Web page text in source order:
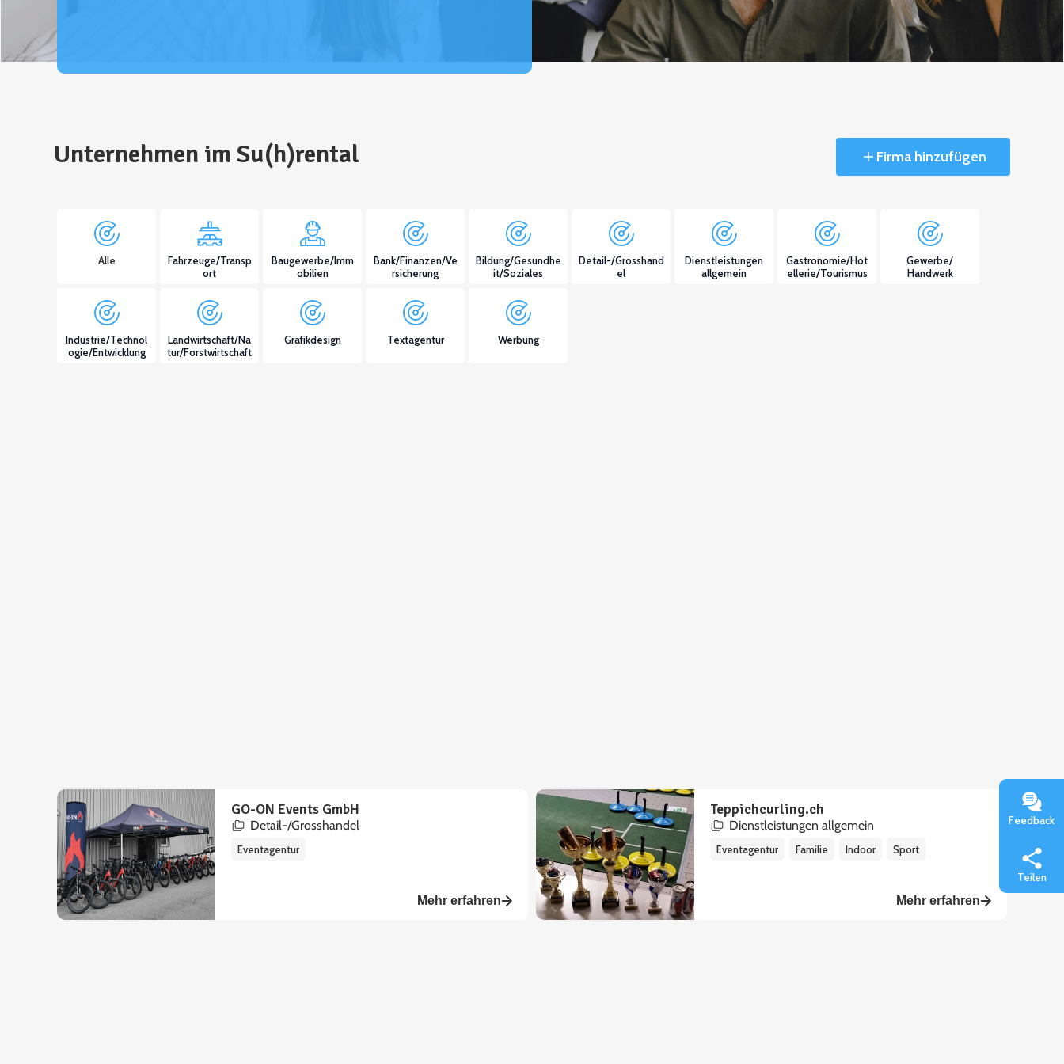
Unternehmen im Su(h)rental Firma hinzufügen
Alle
Fahrzeuge/Transp
ort
Baugewerbe/Imm
obilien
Bank/Finanzen/Ve
rsicherung
Bildung/Gesundhe
it/Soziales
Detail-/Grosshand
el
Dienstleistungen
allgemein
Gastronomie/Hot
ellerie/Tourismus
Gewerbe/
Handwerk
Industrie/Technol
ogie/Entwicklung
Landwirtschaft/Na
tur/Forstwirtschaft
Grafikdesign Textagentur Werbung
GO-ON Events GmbH
Detail-/Grosshandel
Eventagentur
Mehr erfahren
Teppichcurling.ch
Dienstleistungen allgemein
Eventagentur Familie Indoor Sport
Mehr erfahren
Feedback
Teilen